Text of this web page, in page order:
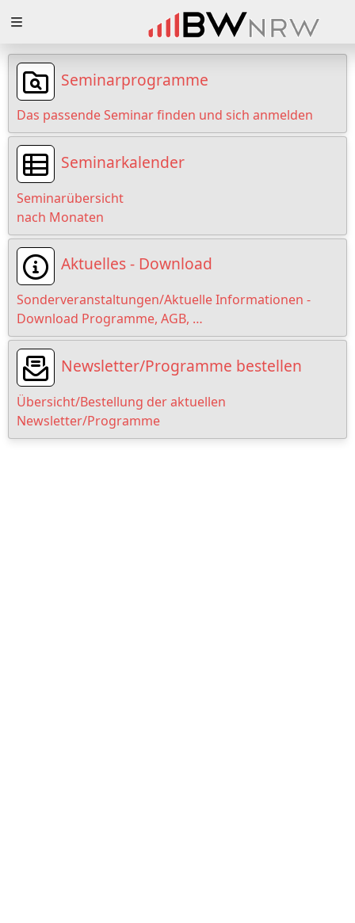
Loading
Loading
Loading
Loading
Loading
Loading
Seminarprogramme
Das passende Seminar finden und sich anmelden
Seminarkalender
Seminarübersicht
nach Monaten
Aktuelles - Download
Sonderveranstaltungen/Aktuelle Informationen -
Download Programme, AGB, …
Newsletter/Programme bestellen
Übersicht/Bestellung der aktuellen
Newsletter/Programme